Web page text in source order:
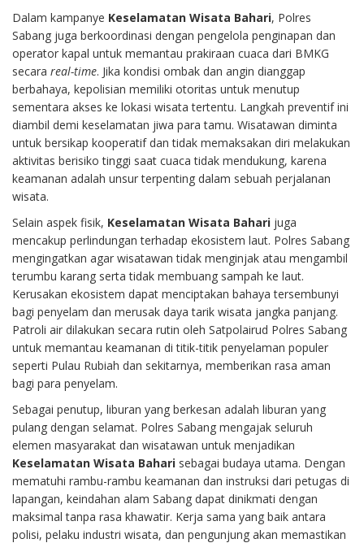
Dalam kampanye Keselamatan Wisata Bahari, Polres
Sabang juga berkoordinasi dengan pengelola penginapan dan
operator kapal untuk memantau prakiraan cuaca dari BMKG
secara real-time. Jika kondisi ombak dan angin dianggap
berbahaya, kepolisian memiliki otoritas untuk menutup
sementara akses ke lokasi wisata tertentu. Langkah preventif ini
diambil demi keselamatan jiwa para tamu. Wisatawan diminta
untuk bersikap kooperatif dan tidak memaksakan diri melakukan
aktivitas berisiko tinggi saat cuaca tidak mendukung, karena
keamanan adalah unsur terpenting dalam sebuah perjalanan
wisata.
Selain aspek fisik, Keselamatan Wisata Bahari juga
mencakup perlindungan terhadap ekosistem laut. Polres Sabang
mengingatkan agar wisatawan tidak menginjak atau mengambil
terumbu karang serta tidak membuang sampah ke laut.
Kerusakan ekosistem dapat menciptakan bahaya tersembunyi
bagi penyelam dan merusak daya tarik wisata jangka panjang.
Patroli air dilakukan secara rutin oleh Satpolairud Polres Sabang
untuk memantau keamanan di titik-titik penyelaman populer
seperti Pulau Rubiah dan sekitarnya, memberikan rasa aman
bagi para penyelam.
Sebagai penutup, liburan yang berkesan adalah liburan yang
pulang dengan selamat. Polres Sabang mengajak seluruh
elemen masyarakat dan wisatawan untuk menjadikan
Keselamatan Wisata Bahari sebagai budaya utama. Dengan
mematuhi rambu-rambu keamanan dan instruksi dari petugas di
lapangan, keindahan alam Sabang dapat dinikmati dengan
maksimal tanpa rasa khawatir. Kerja sama yang baik antara
polisi, pelaku industri wisata, dan pengunjung akan memastikan